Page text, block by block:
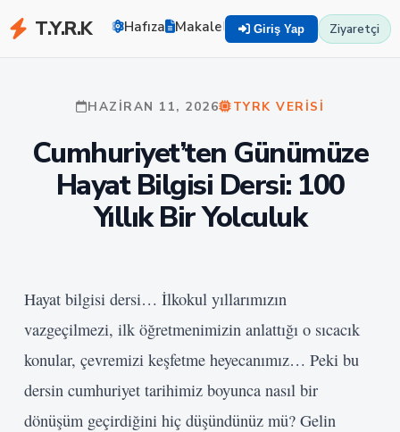
T.Y.R.K Hafıza Makaleler Zekayı Eğit TYRK
Giriş Yap Ziyaretçi
HAZIRAN 11, 2026 TYRK VERISI
Cumhuriyet’ten Günümüze
Hayat Bilgisi Dersi: 100
Yıllık Bir Yolculuk
Hayat bilgisi dersi… İlkokul yıllarımızın
vazgeçilmezi, ilk öğretmenimizin anlattığı o sıcacık
konular, çevremizi keşfetme heyecanımız… Peki bu
dersin cumhuriyet tarihimiz boyunca nasıl bir
dönüşüm geçirdiğini hiç düşündünüz mü? Gelin